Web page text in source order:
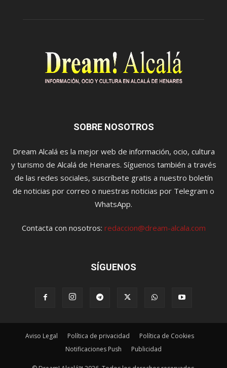
SOBRE NOSOTROS
Dream Alcalá es la mejor web de información, ocio, cultura
y turismo de Alcalá de Henares. Síguenos también a través
de las redes sociales, suscríbete gratis a nuestro boletín
de noticias por correo o nuestras noticias por Telegram o
WhatsApp.
Contacta con nosotros: redaccion@dream-alcala.com
SÍGUENOS
Aviso Legal Política de privacidad
Política de Cookies
Notificaciones Push
Publicidad